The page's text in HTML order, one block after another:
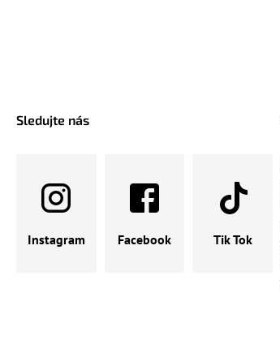
Sledujte nás
Instagram Facebook Tik Tok